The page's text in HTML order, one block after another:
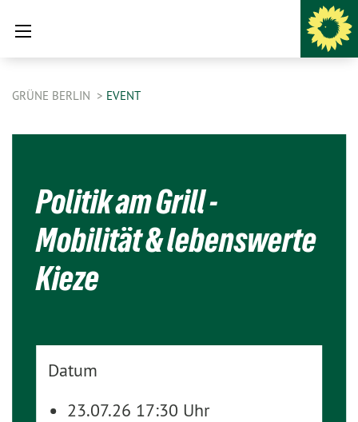
GRÜNE BERLIN EVENT
Politik am Grill -
Mobilität & lebenswerte
Kieze
Datum
23.07.26 17:30 Uhr